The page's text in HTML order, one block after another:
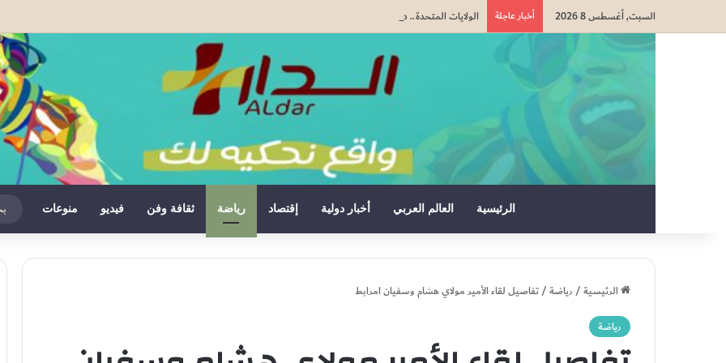
السبت, أغسطس 8 2026 أخبار عاجلة الولايات المتحدة.. دونالد ترامب يعلن عن أكثر من ملياري دولار من الاستثمارات في قطاع المناجم
الرئيسية العالم العربي أخبار دولية إقتصاد رياضة ثقافة وفن فيديو منوعات
الرئيسية/رياضة/تفاصيل لقاء الأمير مولاي هشام وسفيان امرابط
رياضة